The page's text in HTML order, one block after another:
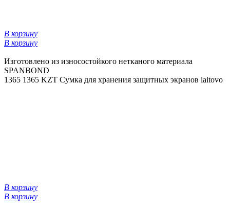
В корзину
В корзину
Изготовлено из износостойкого нетканого материала
SPANBOND
1365 1365 KZT Сумка для хранения защитных экранов laitovo
В корзину
В корзину